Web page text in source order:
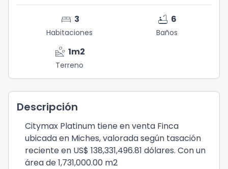
bed 3
Habitaciones
bathtub 6
Baños
landslide 1m2
Terreno
Descripción
Citymax Platinum tiene en venta Finca
ubicada en Miches, valorada según tasación
reciente en US$ 138,331,496.81 dólares. Con un
área de 1,731,000.00 m2